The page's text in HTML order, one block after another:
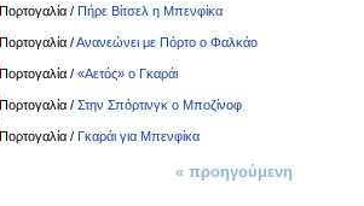
Πορτογαλία / Πήρε Βίτσελ η Μπενφίκα
Πορτογαλία /Ανανεώνει με Πόρτο ο Φαλκάο
Πορτογαλία / «Αετός» ο Γκαράι
Πορτογαλία / Στην Σπόρτινγκ ο Μποζίνοφ
Πορτογαλία / Γκαράι για Μπενφίκα
« προηγούμενη